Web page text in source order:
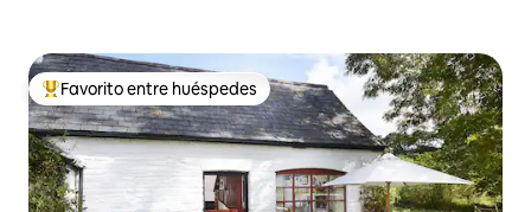
Favorito entre huéspedes preferido
Favorito entre huéspedes